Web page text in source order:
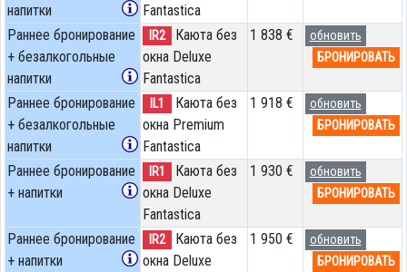
напитки
Fantastica
Раннее бронирование
+ безалкогольные
напитки
IR2
Каюта без
окна Deluxe
Fantastica
1 838 €
обновить
БРОНИРОВАТЬ
Раннее бронирование
+ безалкогольные
напитки
IL1
Каюта без
окна Premium
Fantastica
1 918 €
обновить
БРОНИРОВАТЬ
Раннее бронирование
+ напитки
IR1
Каюта без
окна Deluxe
Fantastica
1 930 €
обновить
БРОНИРОВАТЬ
Раннее бронирование
+ напитки
IR2
Каюта без
окна Deluxe
1 950 €
обновить
БРОНИРОВАТЬ